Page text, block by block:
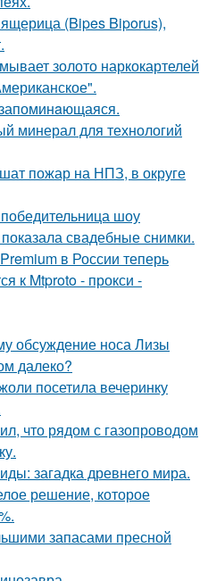
(Bipes Biporus),
золото наркокартелей
минерал для технологий
пожар на НПЗ, в округе
шоу
свадебные снимки.
в России теперь
к Mtproto - прокси -
обсуждение носа Лизы
далеко?
посетила вечеринку
что рядом с газопроводом
загадка древнего мира.
решение, которое
запасами пресной